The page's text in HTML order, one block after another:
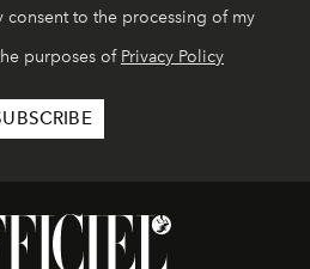
consent to the processing of my
purposes of Privacy Policy